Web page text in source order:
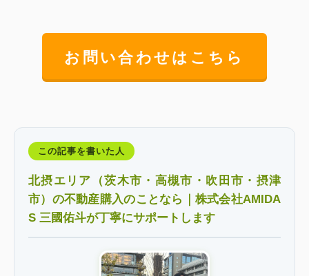
お問い合わせはこちら
この記事を書いた人
北摂エリア（茨木市・高槻市・吹田市・摂津
市）の不動産購入のことなら｜株式会社AMIDA
S 三國佑斗が丁寧にサポートします